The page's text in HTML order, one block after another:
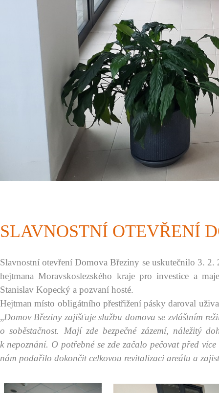
SLAVNOSTNÍ OTEVŘENÍ
Slavnostní otevření Domova Březiny se uskutečnilo 3. 2.
hejtmana Moravskoslezského kraje pro investice a
Stanislav Kopecký a pozvaní hosté.
Hejtman místo obligátního přestřižení pásky daroval
„Domov Březiny zajišťuje službu domova se zvláštním
o soběstačnost. Mají zde bezpečné zázemí, náležitý
k nepoznání. O potřebné se zde začalo pečovat před
nám podařilo dokončit celkovou revitalizaci areálu a